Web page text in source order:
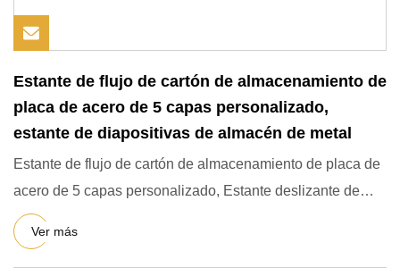
Estante de flujo de cartón de almacenamiento de
placa de acero de 5 capas personalizado,
estante de diapositivas de almacén de metal
Estante de flujo de cartón de almacenamiento de placa de
acero de 5 capas personalizado, Estante deslizante de
almacén d
Ver más